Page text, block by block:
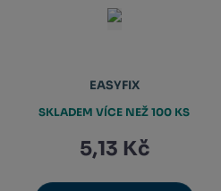
EASYFIX
5,13 Kč
SKLADEM VÍCE NEŽ 100 KS